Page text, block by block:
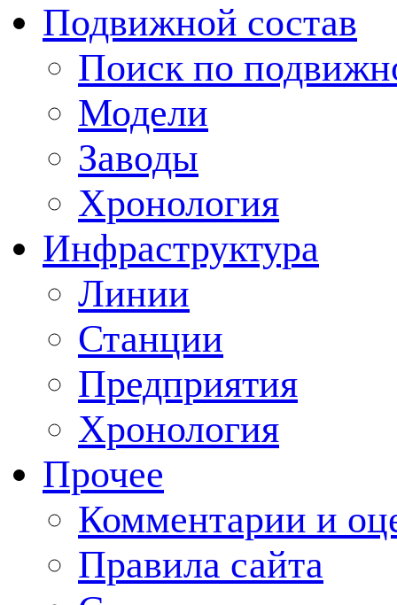
Подвижной состав
Поиск по
Модели
Заводы
Хронология
Инфраструктура
Линии
Станции
Предприятия
Хронология
Прочее
Комментарии и
Правила сайта